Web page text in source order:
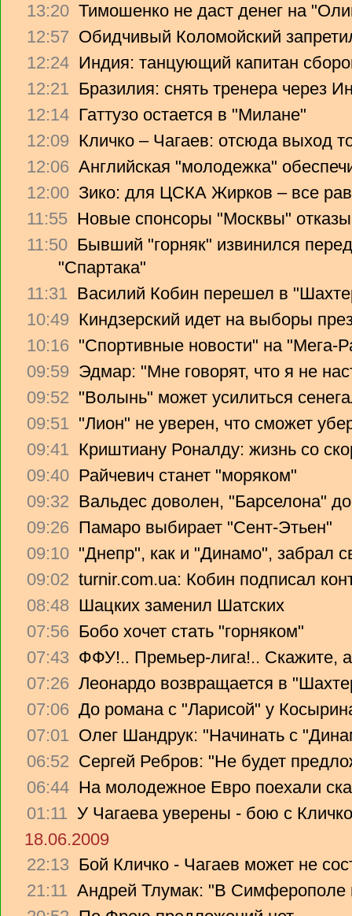
13:20 Тимошенко не даст денег на
12:57 Обидчивый Коломойский
12:24 Индия: танцующий капитан
12:21 Бразилия: снять тренера через
12:14 Гаттузо остается в "Милане"
12:09 Кличко – Чагаев: отсюда выход
12:06 Английская "молодежка"
12:00 Зико: для ЦСКА Жирков – все
11:55 Новые спонсоры "Москвы"
11:50 Бывший "горняк" извинился
"Спартака"
11:31 Василий Кобин перешел в
10:49 Киндзерский идет на выборы
10:16 "Спортивные новости" на "Мега-
09:59 Эдмар: "Мне говорят, что я не
09:52 "Волынь" может усилиться
09:51 "Лион" не уверен, что сможет
09:41 Криштиану Роналду: жизнь со
09:40 Райчевич станет "моряком"
09:32 Вальдес доволен, "Барселона"
09:26 Памаро выбирает "Сент-Этьен"
09:10 "Днепр", как и "Динамо", забрал
09:02 turnir.com.ua: Кобин подписал
08:48 Шацких заменил Шатских
07:56 Бобо хочет стать "горняком"
07:43 ФФУ!.. Премьер-лига!.. Скажите,
07:26 Леонардо возвращается в
07:06 До романа с "Ларисой" у
07:01 Олег Шандрук: "Начинать с
06:52 Сергей Ребров: "Не будет
06:44 На молодежное Евро поехали
01:11 У Чагаева уверены - бою с
18.06.2009
22:13 Бой Кличко - Чагаев может не
21:11 Андрей Тлумак: "В Симферополе